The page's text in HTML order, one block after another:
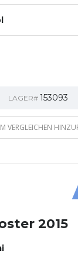
LAGER# 153093
VERGLEICHEN
2015